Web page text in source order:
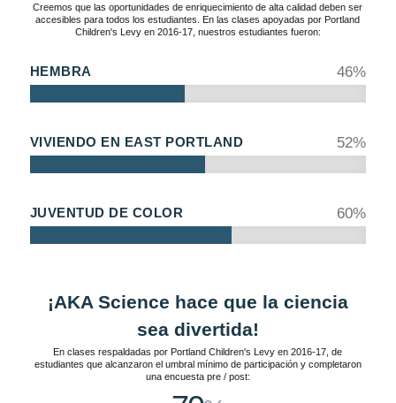
Creemos que las oportunidades de enriquecimiento de alta calidad deben ser
accesibles para todos los estudiantes. En las clases apoyadas por Portland
Children's Levy en 2016-17, nuestros estudiantes fueron:
HEMBRA 46%
VIVIENDO EN EAST PORTLAND 52%
JUVENTUD DE COLOR 60%
¡AKA Science hace que la ciencia
sea divertida!
En clases respaldadas por Portland Children's Levy en 2016-17, de
estudiantes que alcanzaron el umbral mínimo de participación y completaron
una encuesta pre / post: